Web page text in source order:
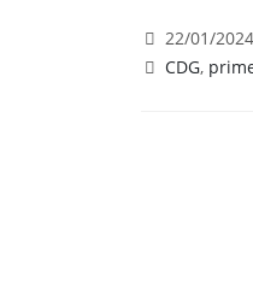
22/01/2024
CDG,